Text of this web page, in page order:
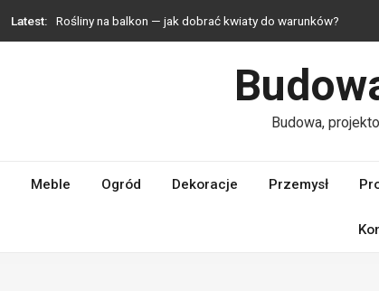
Latest:
Rośliny na balkon — jak dobrać kwiaty do warunków?
Grzejniki dekoracyjne — praktyczne i estetyczne
Zmywarka do małej kuchni — komfort nawet na niewielkim
Turbosprężarki Holset – dlaczego ich jakość ma kluczowe
Budowa,
Meble Ogród Dekoracje Przemysł